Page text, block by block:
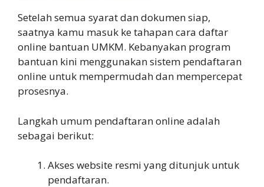
Setelah semua syarat dan dokumen siap,
saatnya kamu masuk ke tahapan cara daftar
online bantuan UMKM. Kebanyakan program
bantuan kini menggunakan sistem pendaftaran
online untuk mempermudah dan mempercepat
prosesnya.
Langkah umum pendaftaran online adalah
sebagai berikut:
Akses website resmi yang ditunjuk untuk
pendaftaran.